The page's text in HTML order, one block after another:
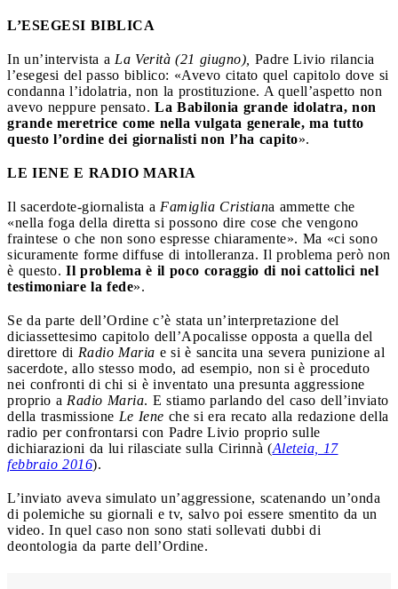
L’ESEGESI BIBLICA
In un’intervista a La Verità (21 giugno), Padre Livio rilancia
l’esegesi del passo biblico: «Avevo citato quel capitolo dove si
condanna l’idolatria, non la prostituzione. A quell’aspetto non
avevo neppure pensato. La Babilonia grande idolatra, non
grande meretrice come nella vulgata generale, ma tutto
questo l’ordine dei giornalisti non l’ha capito».
LE IENE E RADIO MARIA
Il sacerdote-giornalista a Famiglia Cristiana ammette che
«nella foga della diretta si possono dire cose che vengono
fraintese o che non sono espresse chiaramente». Ma «ci sono
sicuramente forme diffuse di intolleranza. Il problema però non
è questo. Il problema è il poco coraggio di noi cattolici nel
testimoniare la fede».
Se da parte dell’Ordine c’è stata un’interpretazione del
diciassettesimo capitolo dell’Apocalisse opposta a quella del
direttore di Radio Maria e si è sancita una severa punizione al
sacerdote, allo stesso modo, ad esempio, non si è proceduto
nei confronti di chi si è inventato una presunta aggressione
proprio a Radio Maria. E stiamo parlando del caso dell’inviato
della trasmissione Le Iene che si era recato alla redazione della
radio per confrontarsi con Padre Livio proprio sulle
dichiarazioni da lui rilasciate sulla Cirinnà (Aleteia, 17
febbraio 2016).
L’inviato aveva simulato un’aggressione, scatenando un’onda
di polemiche su giornali e tv, salvo poi essere smentito da un
video. In quel caso non sono stati sollevati dubbi di
deontologia da parte dell’Ordine.